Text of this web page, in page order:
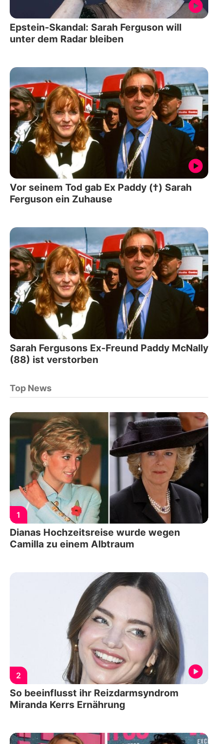
Epstein-Skandal: Sarah Ferguson will
unter dem Radar bleiben
Vor seinem Tod gab Ex Paddy (†) Sarah
Ferguson ein Zuhause
Sarah Fergusons Ex-Freund Paddy McNally
(88) ist verstorben
Top News
1
Dianas Hochzeitsreise wurde wegen
Camilla zu einem Albtraum
2
So beeinflusst ihr Reizdarmsyndrom
Miranda Kerrs Ernährung